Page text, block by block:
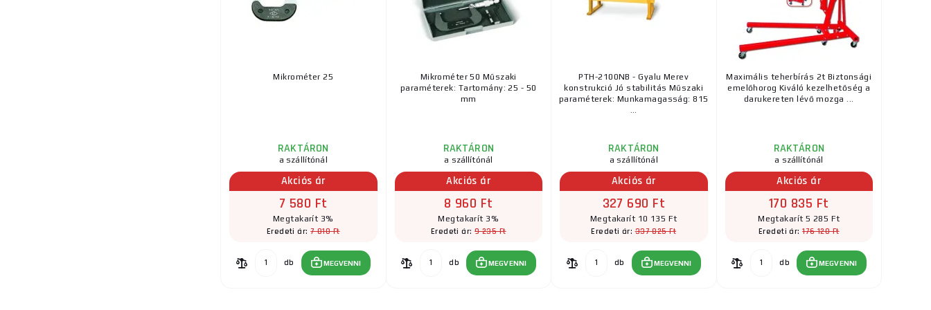
Mikrométer 25
RAKTÁRON
a szállítónál
Akciós ár
7 580 Ft
Megtakarít 3%
Eredeti ár:7 810 Ft
db MEGVENNI
Mikrométer 50 Műszaki
paraméterek: Tartomány: 25 - 50
mm
RAKTÁRON
a szállítónál
Akciós ár
8 960 Ft
Megtakarít 3%
Eredeti ár:9 235 Ft
db MEGVENNI
PTH-2100NB - Gyalu Merev
konstrukció Jó stabilitás Műszaki
paraméterek: Munkamagasság: 815
...
RAKTÁRON
a szállítónál
Akciós ár
327 690 Ft
Megtakarít 10 135 Ft
Eredeti ár:337 825 Ft
db MEGVENNI
Maximális teherbírás 2t Biztonsági
emelőhorog Kiváló kezelhetőség a
darukereten lévő mozga ...
RAKTÁRON
a szállítónál
Akciós ár
170 835 Ft
Megtakarít 5 285 Ft
Eredeti ár:176 120 Ft
db MEGVENNI